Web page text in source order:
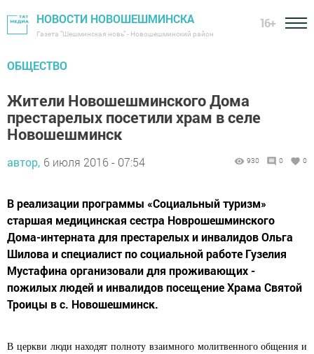
НОВОСТИ НОВОШЕШМИНСКА
Газета "Шешминская новь" - Новошешминский район
16+
ОБЩЕСТВО
Жители Новошешминского Дома
престарелых посетили храм в селе
Новошешминск
автор, 6 июля 2016 - 07:54 930 0 0
В реализации программы «Социальный туризм»
старшая медицинская сестра Новрошешминского
Дома-интерната для престарелых и инвалидов Ольга
Шилова и специалист по социальной работе Гузелия
Мустафина организовали для проживающих -
пожилых людей и инвалидов посещение Храма Святой
Троицы в с. Новошешминск.
В церкви люди находят полноту взаимного молитвенного общения и